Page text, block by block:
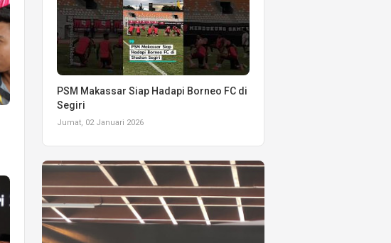
PSM Makassar Siap Hadapi Borneo FC di
Segiri
Jumat, 02 Januari 2026